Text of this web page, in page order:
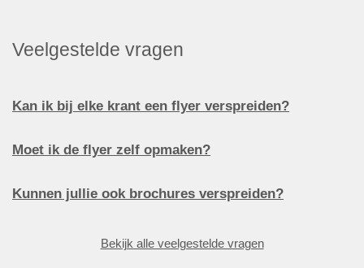
Veelgestelde vragen
Kan ik bij elke krant een flyer verspreiden?
Moet ik de flyer zelf opmaken?
Kunnen jullie ook brochures verspreiden?
Bekijk alle veelgestelde vragen